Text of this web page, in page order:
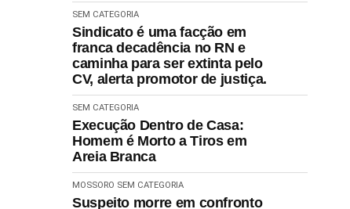
SEM CATEGORIA
Sindicato é uma facção em
franca decadência no RN e
caminha para ser extinta pelo
CV, alerta promotor de justiça.
SEM CATEGORIA
Execução Dentro de Casa:
Homem é Morto a Tiros em
Areia Branca
MOSSORO SEM CATEGORIA
Suspeito morre em confronto